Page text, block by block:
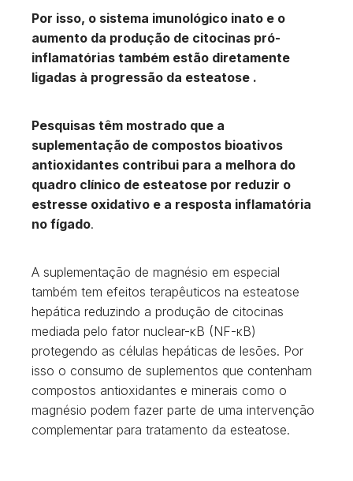
Por isso, o sistema imunológico inato e o
aumento da produção de citocinas pró-
inflamatórias também estão diretamente
ligadas à progressão da esteatose .
Pesquisas têm mostrado que a
suplementação de compostos bioativos
antioxidantes contribui para a melhora do
quadro clínico de esteatose por reduzir o
estresse oxidativo e a resposta inflamatória
no fígado.
A suplementação de magnésio em especial
também tem efeitos terapêuticos na esteatose
hepática reduzindo a produção de citocinas
mediada pelo fator nuclear-κB (NF-κB)
protegendo as células hepáticas de lesões. Por
isso o consumo de suplementos que contenham
compostos antioxidantes e minerais como o
magnésio podem fazer parte de uma intervenção
complementar para tratamento da esteatose.